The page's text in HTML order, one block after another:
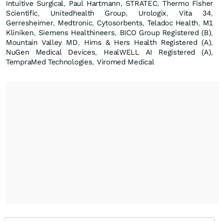
Intuitive Surgical, Paul Hartmann, STRATEC,Thermo Fisher
Scientific, Unitedhealth Group, Urologix, Vita 34,
Gerresheimer, Medtronic, Cytosorbents, Teladoc Health, M1
Kliniken, Siemens Healthineers, BICO Group Registered (B),
Mountain Valley MD, Hims & Hers Health Registered (A),
NuGen Medical Devices, HealWELL AI Registered (A),
TempraMed Technologies, Viromed Medical